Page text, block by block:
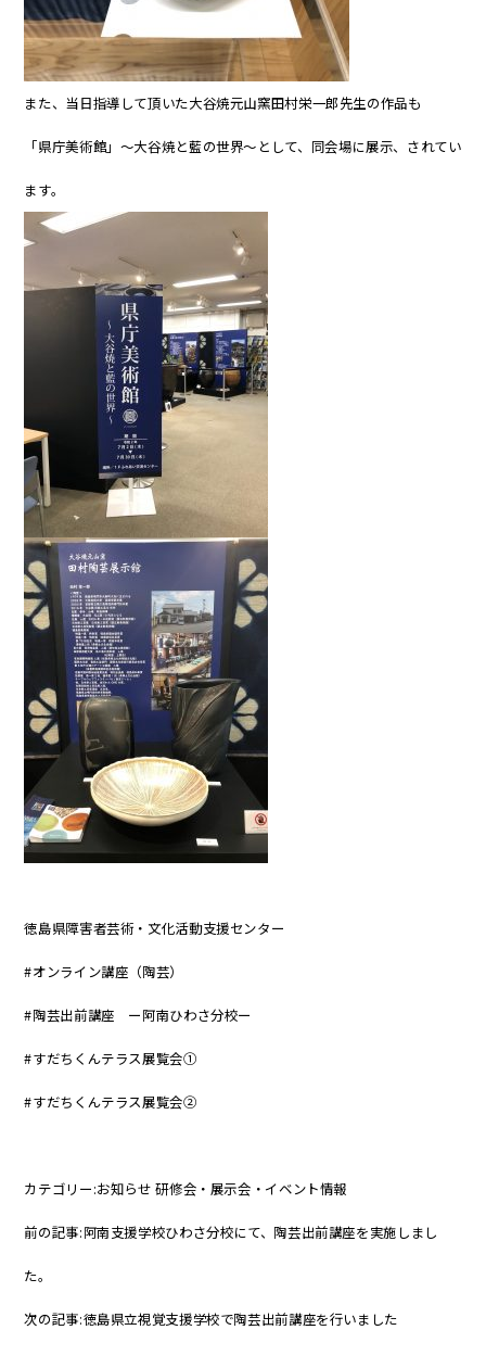
また、当日指導して頂いた大谷焼元山窯田村栄一郎先生の作品も
「県庁美術館」～大谷焼と藍の世界～として、同会場に展示、されてい
ます。
徳島県障害者芸術・文化活動支援センター
#オンライン講座（陶芸）
#陶芸出前講座 ー阿南ひわさ分校ー
#すだちくんテラス展覧会➀
#すだちくんテラス展覧会➁
カテゴリー:お知らせ 研修会・展示会・イベント情報
前の記事:阿南支援学校ひわさ分校にて、陶芸出前講座を実施しまし
た。
次の記事:徳島県立視覚支援学校で陶芸出前講座を行いました